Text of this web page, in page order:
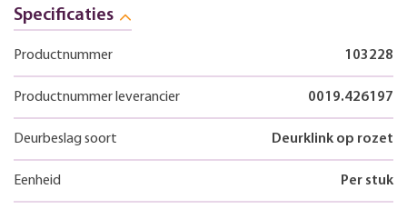
Specificaties
Productnummer 103228
Productnummer leverancier 0019.426197
Deurbeslag soort Deurklink op rozet
Eenheid Per stuk